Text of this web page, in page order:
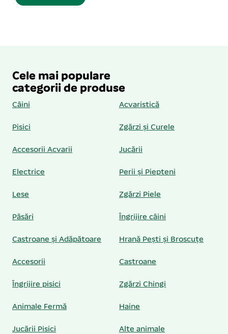
Cele mai populare
categorii de produse
Câini Acvaristică
Pisici Zgărzi și Curele
Accesorii Acvarii Jucării
Electrice Perii și Piepteni
Lese Zgărzi Piele
Păsări Îngrijire câini
Castroane și Adăpătoare Hrană Pești și Broscuțe
Accesorii Castroane
Îngrijire pisici Zgărzi Chingi
Animale Fermă Haine
Jucării Pisici Alte animale